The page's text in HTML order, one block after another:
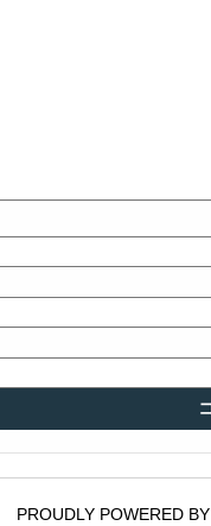
PROUDLY POWERED BY